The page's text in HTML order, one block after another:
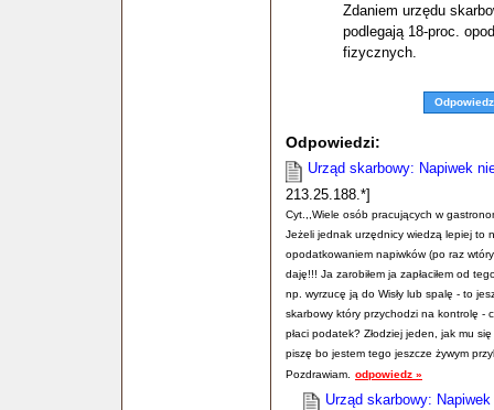
Zdaniem urzędu
podlegają 18-proc.
fizycznych.
Odpowiedz
Odpowiedzi:
Urząd skarbowy: Napiwek
213.25.188.*]
Cyt.,,Wiele osób pracujących w
Jeżeli jednak urzędnicy wiedzą lepiej to
opodatkowaniem napiwków (po raz
daję!!! Ja zarobiłem ja zapłaciłem od
np. wyrzucę ją do Wisły lub spalę - to
skarbowy który przychodzi na kontrolę -
płaci podatek? Złodziej jeden, jak mu
piszę bo jestem tego jeszcze żywym
Pozdrawiam. odpowiedz »
Urząd skarbowy: